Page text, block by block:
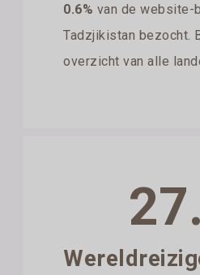
0.6% van de website-
Tadzjikistan bezocht.
overzicht van alle